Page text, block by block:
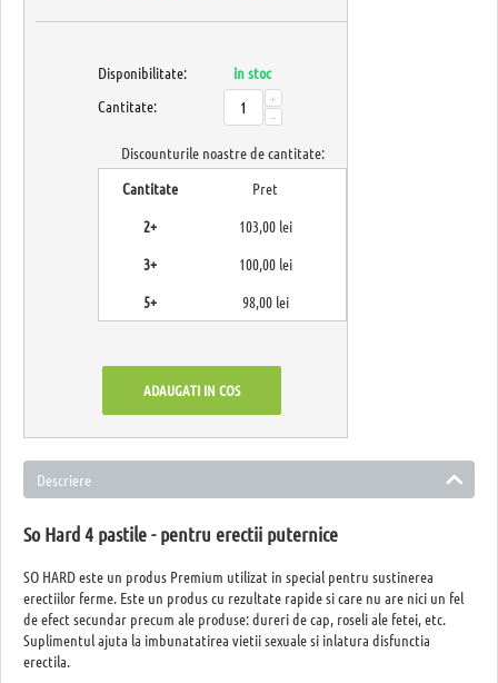
Disponibilitate:
in stoc
Cantitate:
+
−
Discounturile noastre de cantitate:
Cantitate
Pret
2+
103,00lei
3+
100,00lei
5+
98,00lei
ADAUGATI IN COS
Descriere
So Hard 4 pastile - pentru erectii puternice
SO HARD este un produs Premium utilizat in special pentru sustinerea
erectiilor ferme. Este un produs cu rezultate rapide si care nu are nici un fel
de efect secundar precum ale produse: dureri de cap, roseli ale fetei, etc.
Suplimentul ajuta la imbunatatirea vietii sexuale si inlatura disfunctia
erectila.